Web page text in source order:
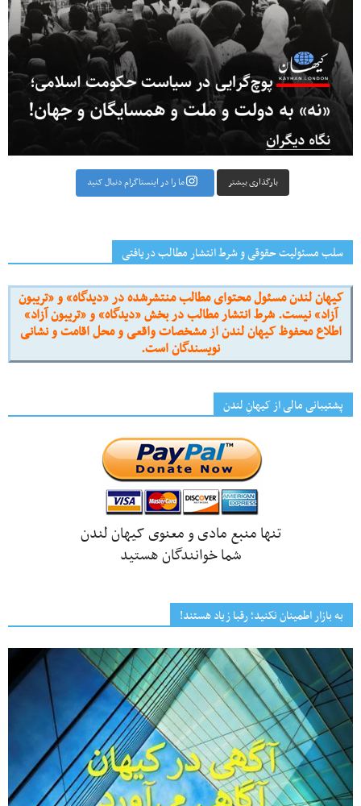
بارگذاری بیشتر ما را در اینستاگرام دنبال کنید
سلب مسئولیت حقوقی و شرط انتشار مطالب دریافتی
کیهان لندن مسئول محتوای مطالب منتشرشده در «دیدگاه» و «تریبون
آزاد» نیست. شرط انتشار مطالب در بخش «دیدگاه» و «تریبون آزاد»
اطلاع محفوظ کیهان لندن از مشخصات واقعی و محل اقامت و نشانی
نویسندگان است.
پشتیبانی مالی از کیهانِ لندن
تنها منبع مادی و معنوی کیهان لندن
شما خوانندگان هستید
به بازار اطمینان نکنید؛ رقبا زیاد هستند!